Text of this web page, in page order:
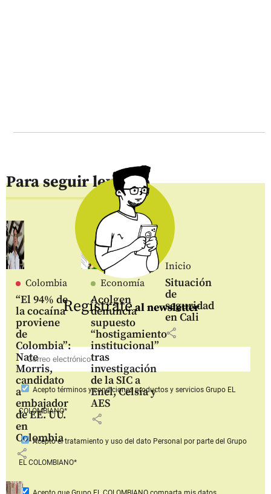
Para seguir leyendo
Colombia
“El 94% de
la cocaína
proviene
de
Colombia”:
Nate
Morris,
candidato
a
embajador
de EE. UU.
en
Colombia
share
Economía
Acolgen
denuncia
supuesto
“hostigamiento
institucional”
tras
investigación
de la SIC a
Enel, Celsia y
AES
share
Inicio
Situación
de
seguridad
en Cali
share
Regístrateal newsletter
Aceptotérminos y condiciones productos y serviciosGrupo EL
COLOMBIANO*
Aceptoel tratamiento y uso del dato Personal por parte del Grupo
EL COLOMBIANO*